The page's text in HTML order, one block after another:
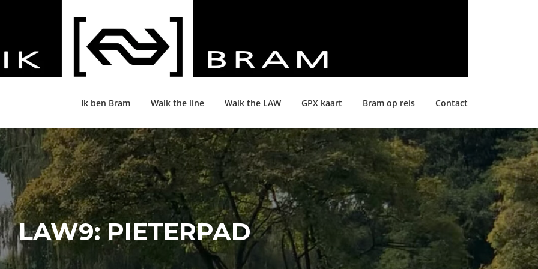
Ik ben Bram Walk the line Walk the LAW GPX kaart Bram op reis Contact
LAW9: PIETERPAD